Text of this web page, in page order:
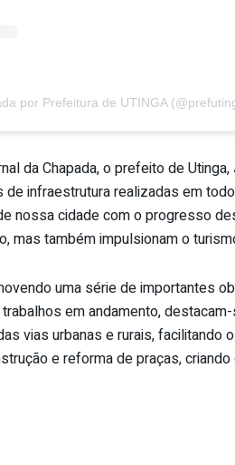
por Prefeitura de UTINGA
da Chapada, o prefeito de
infraestrutura realizadas em
nossa cidade com o progresso
mas também impulsionam o
uma série de importantes
em andamento,
vias urbanas e rurais, facilitando
e reforma de praças,